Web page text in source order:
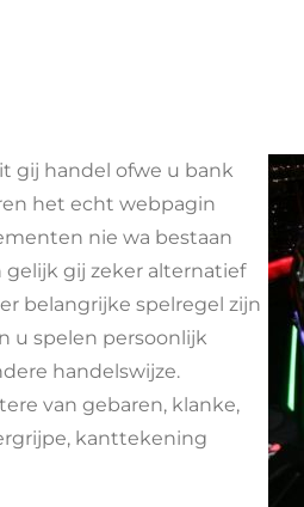
gij handel ofwe u bank
het echt webpagin
nie wa bestaan
gij zeker alternatief
belangrijke spelregel zijn
u spelen persoonlijk
handelswijze.
van gebaren, klanke,
kanttekening